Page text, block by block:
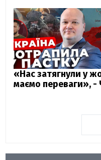
«Нас затягнули у
маємо переваги», -